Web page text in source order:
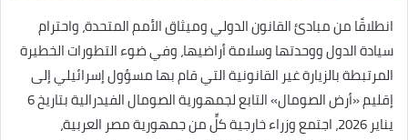
انطلاقًا من مبادئ القانون الدولي وميثاق الأمم المتحدة، واحترام
سيادة الدول ووحدتها وسلامة أراضيها، وفي ضوء التطورات الخطيرة
المرتبطة بالزيارة غير القانونية التي قام بها مسؤول إسرائيلي إلى
إقليم «أرض الصومال» التابع لجمهورية الصومال الفيدرالية بتاريخ 6
يناير 2026، اجتمع وزراء خارجية كلٍّ من جمهورية مصر العربية،